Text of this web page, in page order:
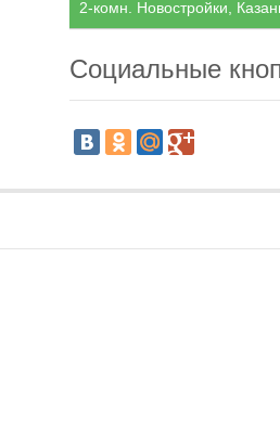
2-комн. Новостройки,
Социальные